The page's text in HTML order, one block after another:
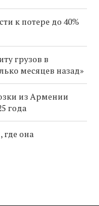
к потере до 40%
грузов в
месяцев назад»
из Армении
года
она